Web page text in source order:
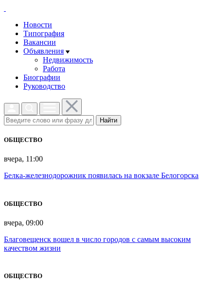
Новости
Типография
Вакансии
Объявления
Недвижимость
Работа
Биографии
Руководство
Найти
ОБЩЕСТВО
вчера, 11:00
Белка-железнодорожник появилась на вокзале Белогорска
ОБЩЕСТВО
вчера, 09:00
Благовещенск вошел в число городов с самым высоким
качеством жизни
ОБЩЕСТВО